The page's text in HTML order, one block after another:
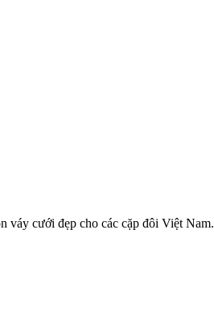
váy cưới đẹp cho các cặp đôi Việt Nam.